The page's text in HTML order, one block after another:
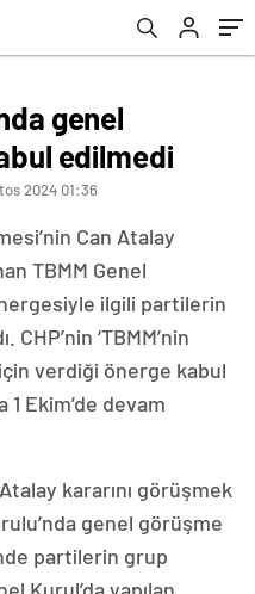
genel
edilmedi
2024 01:36
Can Atalay
TBMM Genel
ilgili partilerin
‘TBMM’nin
verdiği önerge kabul
1 Ekim’de devam
kararını görüşmek
genel görüşme
partilerin grup